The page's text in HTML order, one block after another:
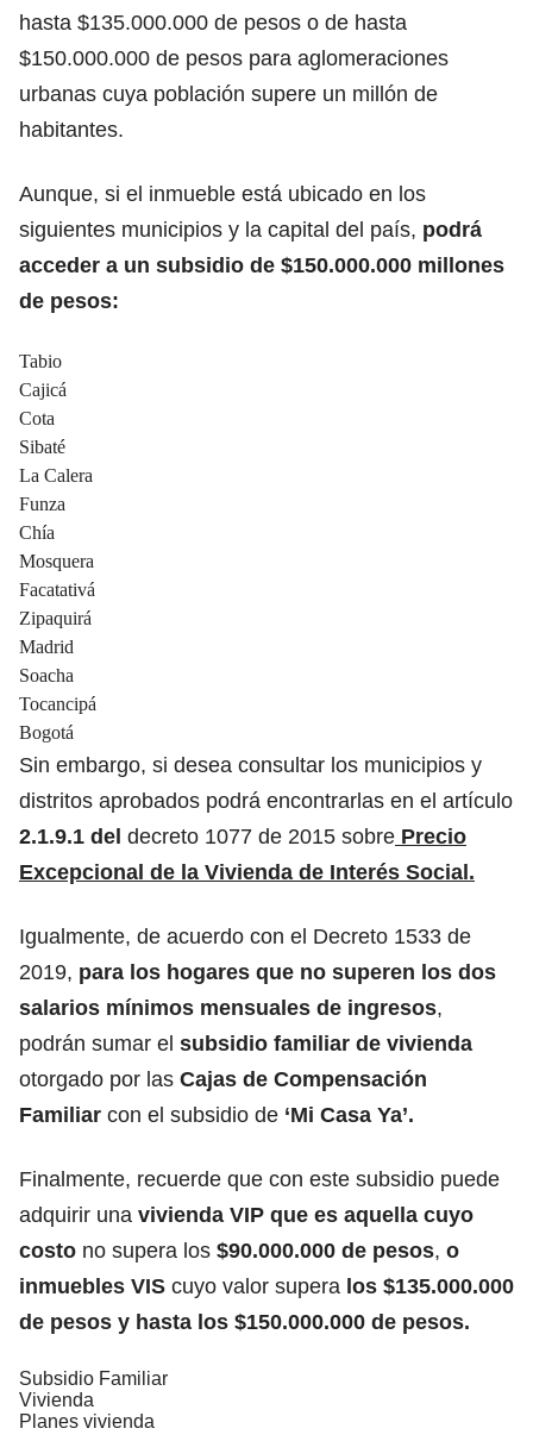
hasta $135.000.000 de pesos o de hasta
$150.000.000 de pesos para aglomeraciones
urbanas cuya población supere un millón de
habitantes.
Aunque, si el inmueble está ubicado en los
siguientes municipios y la capital del país, podrá
acceder a un subsidio de $150.000.000 millones
de pesos:
Tabio
Cajicá
Cota
Sibaté
La Calera
Funza
Chía
Mosquera
Facatativá
Zipaquirá
Madrid
Soacha
Tocancipá
Bogotá
Sin embargo, si desea consultar los municipios y
distritos aprobados podrá encontrarlas en el artículo
2.1.9.1 del decreto 1077 de 2015 sobre Precio
Excepcional de la Vivienda de Interés Social.
Igualmente, de acuerdo con el Decreto 1533 de
2019, para los hogares que no superen los dos
salarios mínimos mensuales de ingresos,
podrán sumar el subsidio familiar de vivienda
otorgado por las Cajas de Compensación
Familiar con el subsidio de ‘Mi Casa Ya’.
Finalmente, recuerde que con este subsidio puede
adquirir una vivienda VIP que es aquella cuyo
costo no supera los $90.000.000 de pesos, o
inmuebles VIS cuyo valor supera los $135.000.000
de pesos y hasta los $150.000.000 de pesos.
Subsidio Familiar
Vivienda
Planes vivienda